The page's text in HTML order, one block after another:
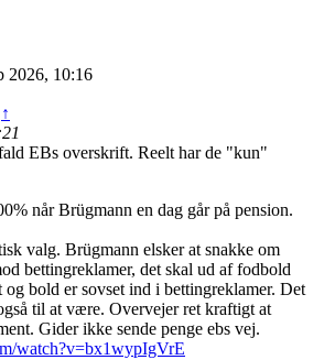
2026, 10:16
↑
EBs overskrift. Reelt har de "kun"
når Brügmann en dag går på pension.
valg. Brügmann elsker at snakke om
bettingreklamer, det skal ud af fodbold
og bold er sovset ind i bettingreklamer. Det
til at være. Overvejer ret kraftigt at
Gider ikke sende penge ebs vej.
watch?v=bx1wypIgVrE